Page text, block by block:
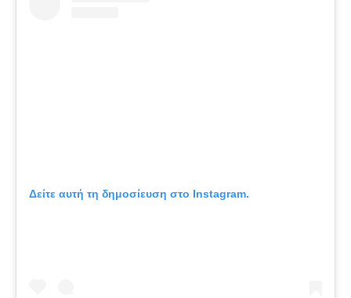
Δείτε αυτή τη δημοσίευση στο Instagram.